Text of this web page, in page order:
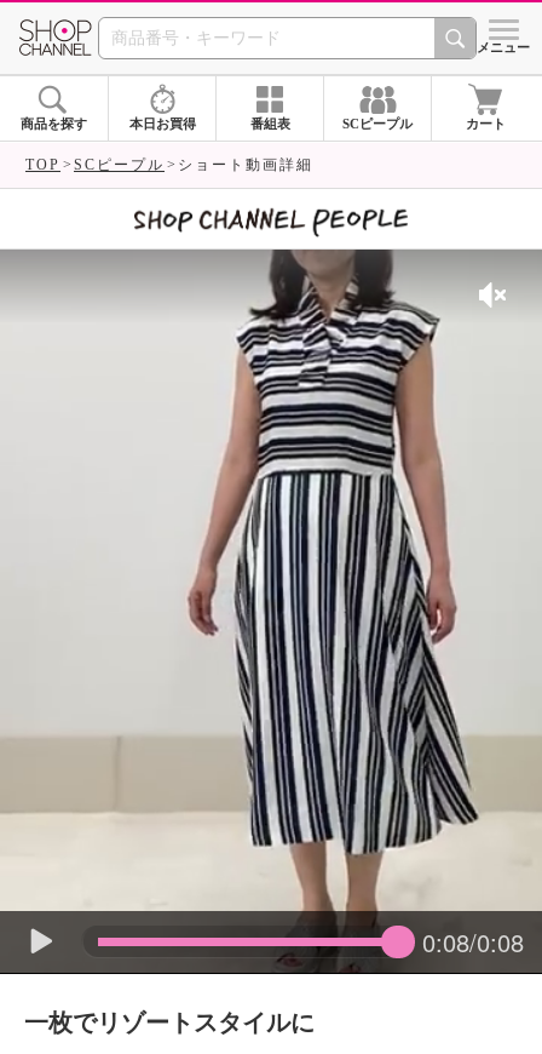
SHOP CHANNEL シメニュー
商品を探す 本日お買得 番組表 SCピープル カート
TOP SCピープル ショート動画詳細
0:08/0:08
一枚でリゾートスタイルに